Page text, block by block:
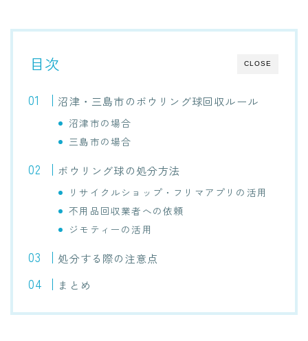
CLOSE
目次
沼津・三島市のボウリング球回収ルール
沼津市の場合
三島市の場合
ボウリング球の処分方法
リサイクルショップ・フリマアプリの活用
不用品回収業者への依頼
ジモティーの活用
処分する際の注意点
まとめ